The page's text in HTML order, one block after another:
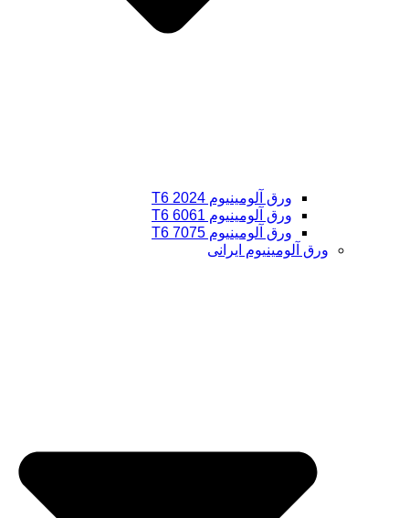
ورق آلومینیوم 2024 T6
ورق آلومینیوم 6061 T6
ورق آلومینیوم 7075 T6
ورق آلومینیوم ایرانی